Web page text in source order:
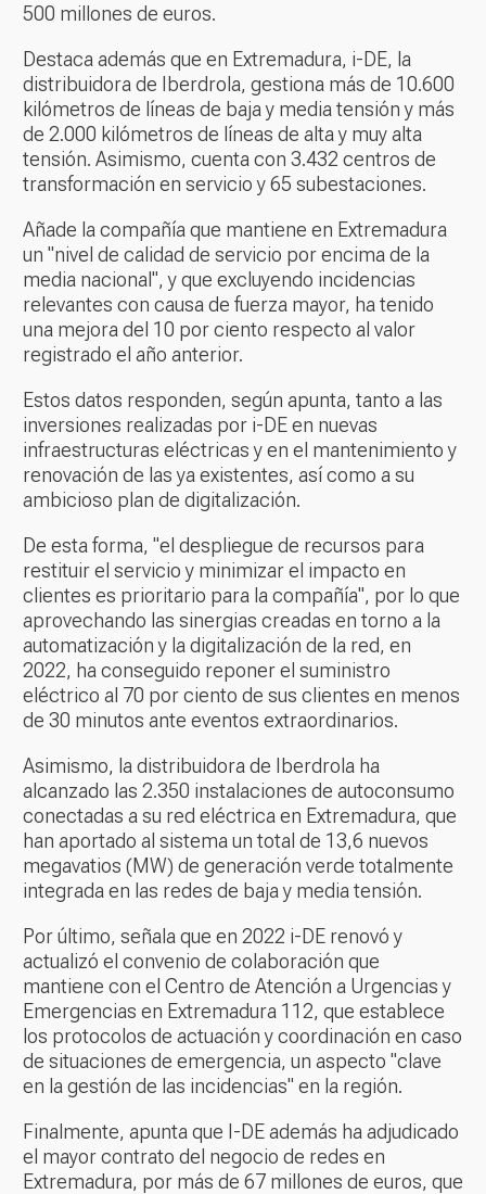
500 millones de euros.
Destaca además que en Extremadura, i-DE, la
distribuidora de Iberdrola, gestiona más de 10.600
kilómetros de líneas de baja y media tensión y más
de 2.000 kilómetros de líneas de alta y muy alta
tensión. Asimismo, cuenta con 3.432 centros de
transformación en servicio y 65 subestaciones.
Añade la compañía que mantiene en Extremadura
un "nivel de calidad de servicio por encima de la
media nacional", y que excluyendo incidencias
relevantes con causa de fuerza mayor, ha tenido
una mejora del 10 por ciento respecto al valor
registrado el año anterior.
Estos datos responden, según apunta, tanto a las
inversiones realizadas por i-DE en nuevas
infraestructuras eléctricas y en el mantenimiento y
renovación de las ya existentes, así como a su
ambicioso plan de digitalización.
De esta forma, "el despliegue de recursos para
restituir el servicio y minimizar el impacto en
clientes es prioritario para la compañía", por lo que
aprovechando las sinergias creadas en torno a la
automatización y la digitalización de la red, en
2022, ha conseguido reponer el suministro
eléctrico al 70 por ciento de sus clientes en menos
de 30 minutos ante eventos extraordinarios.
Asimismo, la distribuidora de Iberdrola ha
alcanzado las 2.350 instalaciones de autoconsumo
conectadas a su red eléctrica en Extremadura, que
han aportado al sistema un total de 13,6 nuevos
megavatios (MW) de generación verde totalmente
integrada en las redes de baja y media tensión.
Por último, señala que en 2022 i-DE renovó y
actualizó el convenio de colaboración que
mantiene con el Centro de Atención a Urgencias y
Emergencias en Extremadura 112, que establece
los protocolos de actuación y coordinación en caso
de situaciones de emergencia, un aspecto "clave
en la gestión de las incidencias" en la región.
Finalmente, apunta que I-DE además ha adjudicado
el mayor contrato del negocio de redes en
Extremadura, por más de 67 millones de euros, que